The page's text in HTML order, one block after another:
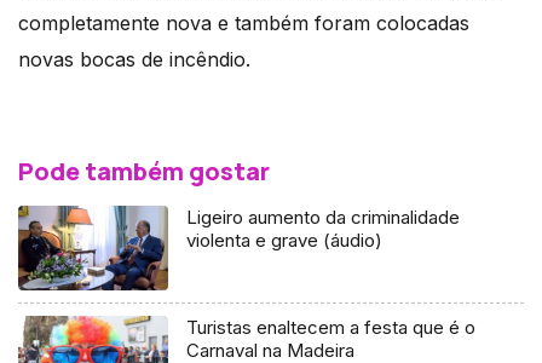
completamente nova e também foram colocadas
novas bocas de incêndio.
Pode também gostar
Ligeiro aumento da criminalidade
violenta e grave (áudio)
Turistas enaltecem a festa que é o
Carnaval na Madeira